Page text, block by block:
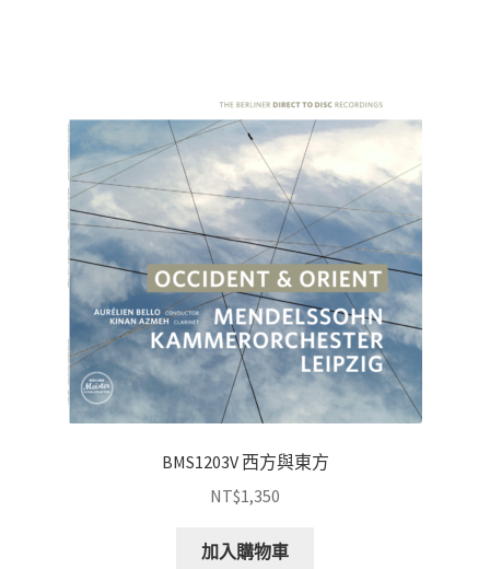
BMS1203V 西方與東方
NT$1,350
加入購物車